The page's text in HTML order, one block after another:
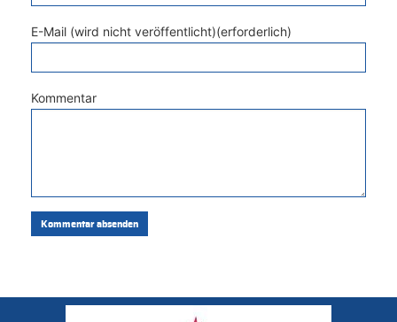
E-Mail (wird nicht veröffentlicht)(erforderlich)
Kommentar